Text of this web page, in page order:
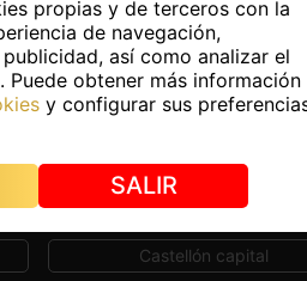
otras capitales de
Barcelona capital
Castellón capital
propias y de terceros con la
de navegación,
así como analizar el
obtener más información
y configurar sus
SALIR